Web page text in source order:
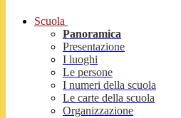
Scuola
Panoramica
Presentazione
I luoghi
Le persone
I numeri della scuola
Le carte della scuola
Organizzazione